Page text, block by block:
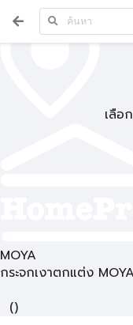
เลือ
MOYA
กระจกเงาตกแต่ง
()